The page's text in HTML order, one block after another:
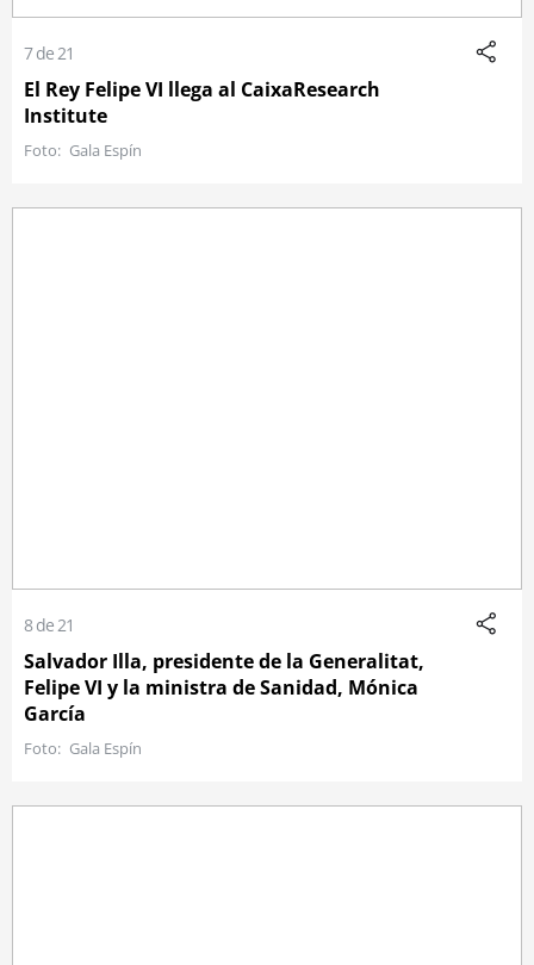
7 de 21
El Rey Felipe VI llega al CaixaResearch
Institute
Gala Espín
8 de 21
Salvador Illa, presidente de la Generalitat,
Felipe VI y la ministra de Sanidad, Mónica
García
Gala Espín